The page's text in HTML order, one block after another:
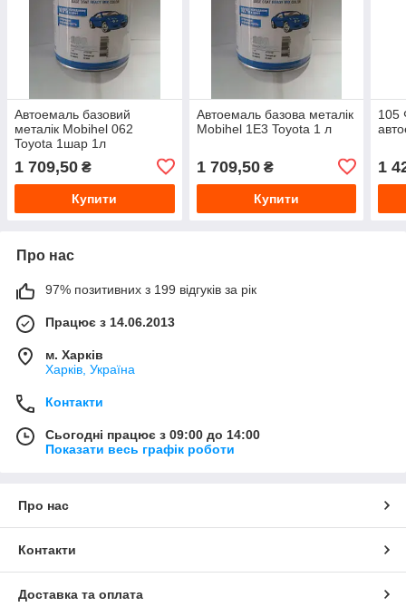
Автоемаль базовий
металік Mobihel 062
Toyota 1шар 1л
1 709,50 ₴
Купити
Автоемаль базова металік
Mobihel 1E3 Toyota 1 л
1 709,50₴
Купити
105
1
Про нас
97% позитивних з 199 відгуків за рік
Працює з 14.06.2013
м. Харків
Харків, Україна
Контакти
Сьогодні працює з 09:00 до 14:00
Показати весь графік роботи
Про нас
Контакти
Доставка та оплата